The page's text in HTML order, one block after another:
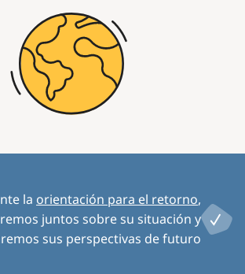
la orientación para el retorno,
juntos sobre su situación y
sus perspectivas de futuro.